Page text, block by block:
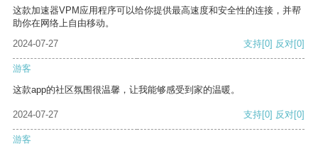
这款加速器VPM应用程序可以给你提供最高速度和安全性的连接，并帮
助你在网络上自由移动。
2024-07-27
支持[0] 反对[0]
游客
这款app的社区氛围很温馨，让我能够感受到家的温暖。
2024-07-27 支持[0] 反对[0]
游客